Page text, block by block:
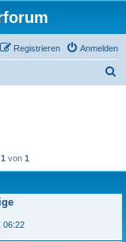
Anmelden
Registrieren
1 von 1
06:22